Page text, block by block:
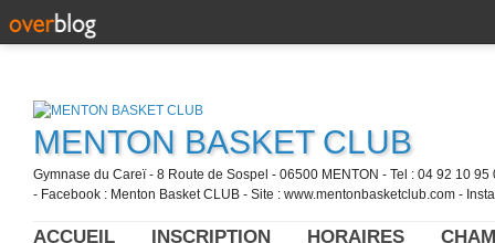
MENTON BASKET CLUB
Gymnase du Careï - 8 Route de Sospel - 06500 MENTON - Tel : 04 92 10
- Facebook : Menton Basket CLUB - Site : www.mentonbasketclub.com -
ACCUEIL INSCRIPTION HORAIRES